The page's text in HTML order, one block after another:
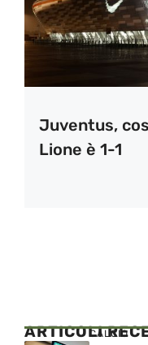
Juventus,
Lione è 1-1
ARTICOLICALCIO